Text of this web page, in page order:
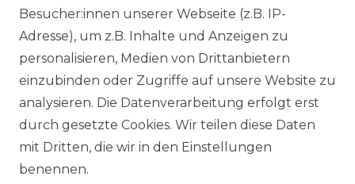
KLIMA- UND UMWELTSCHUTZ
LEXIKON
UNTERNEHMEN
ÜBER UNS
Besucher:innen unserer Webseite (z.B. IP-
Adresse), um z.B. Inhalte und Anzeigen zu
personalisieren, Medien von Drittanbietern
einzubinden oder Zugriffe auf unsere Website zu
analysieren. Die Datenverarbeitung erfolgt erst
durch gesetzte Cookies. Wir teilen diese Daten
mit Dritten, die wir in den Einstellungen
benennen.